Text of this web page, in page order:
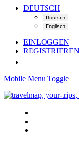
DEUTSCH
EINLOGGEN
REGISTRIEREN
Mobile Menu Toggle